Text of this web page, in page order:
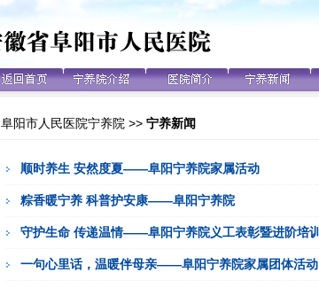
阜阳市人民医院宁养院 >> 宁养新闻
顺时养生 安然度夏——阜阳宁养院家属活动
粽香暖宁养 科普护安康——阜阳宁养院
守护生命 传递温情——阜阳宁养院义工表彰暨进阶培训
一句心里话，温暖伴母亲——阜阳宁养院家属团体活动